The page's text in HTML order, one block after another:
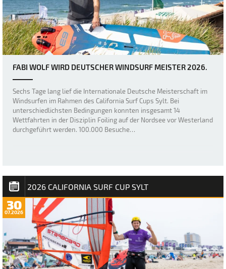
FABI WOLF WIRD DEUTSCHER WINDSURF MEISTER 2026.
Sechs Tage lang lief die Internationale Deutsche Meisterschaft im
Windsurfen im Rahmen des California Surf Cups Sylt. Bei
unterschiedlichsten Bedingungen konnten insgesamt 14
Wettfahrten in der Disziplin Foiling auf der Nordsee vor Westerland
durchgeführt werden. 100.000 Besuche…
2026 CALIFORNIA SURF CUP SYLT
30
07.2026